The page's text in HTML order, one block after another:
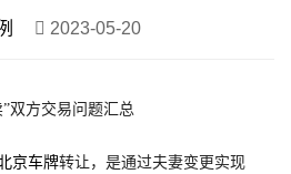
2023-05-20
双方交易问题汇总
京车牌转让，是通过夫妻变更实现